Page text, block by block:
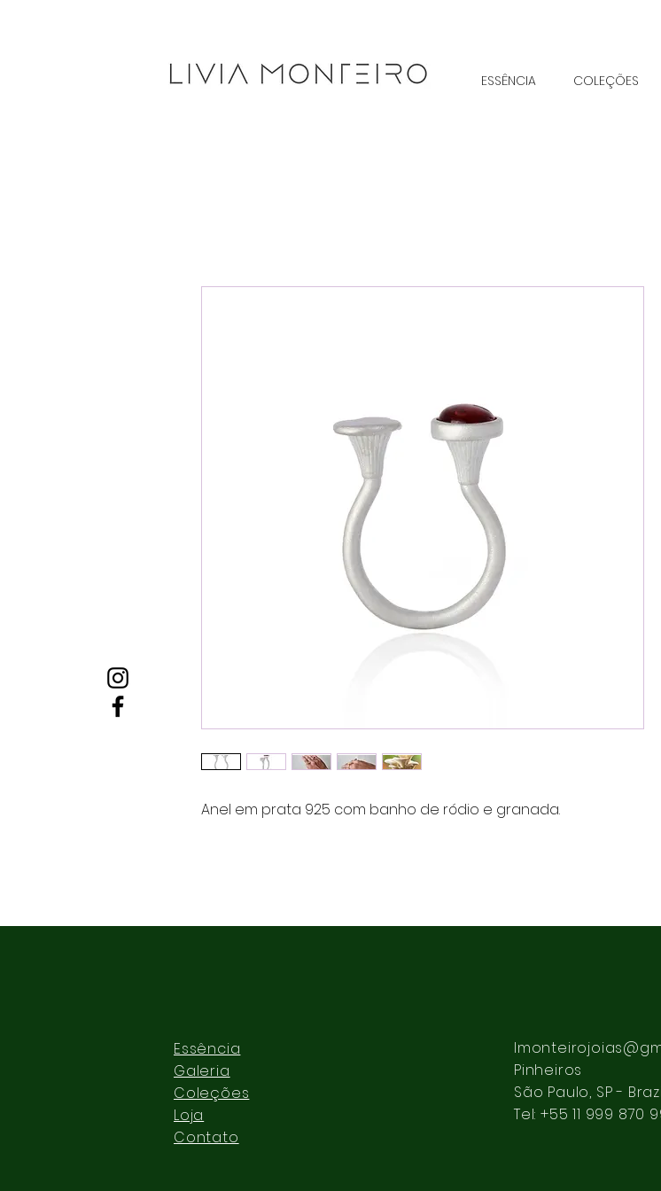
ESSÊNCIA COLEÇÕES
Anel em prata 925 com banho de ródio e granada.
Essência
Galeria
Coleções
Loja
Contato
Pinheiros
São Paulo, SP -
Tel: +55 11 999 870